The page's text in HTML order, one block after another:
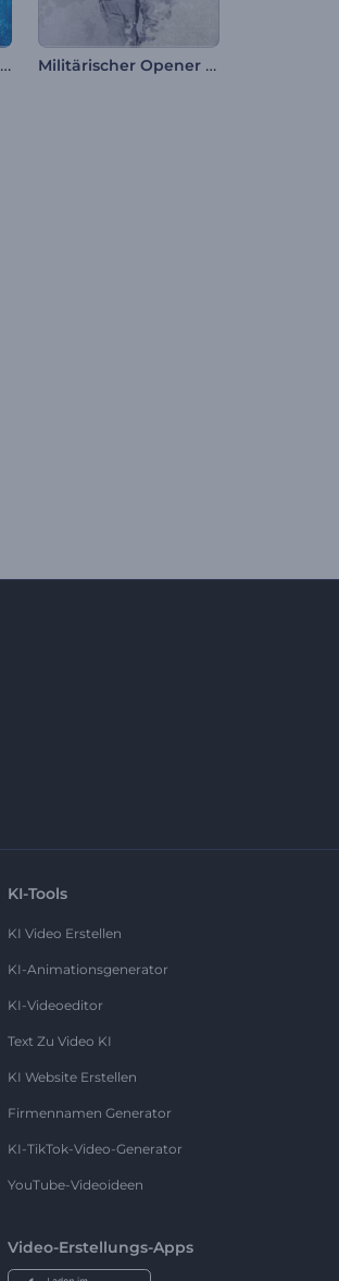
Realistisches Osterhasen Intro Militärischer Opener / Tag des Sieges
KI-Tools
KI Video Erstellen
KI-Animationsgenerator
KI-Videoeditor
Text Zu Video KI
KI Website Erstellen
Firmennamen Generator
KI-TikTok-Video-Generator
YouTube-Videoideen
Video-Erstellungs-Apps